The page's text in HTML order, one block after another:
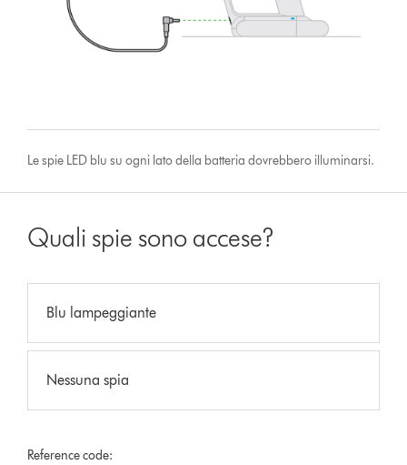
Le spie LED blu su ogni lato della batteria dovrebbero illuminarsi.
Quali spie sono accese?
Blu lampeggiante
Nessuna spia
Reference code: